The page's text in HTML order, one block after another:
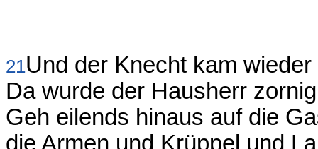
21Und der Knecht kam
Da wurde der Hausherr
Geh eilends hinaus auf die
die Armen und Krüppel und